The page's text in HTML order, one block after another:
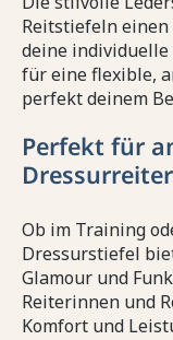
Reitstiefeln
deine individuelle
für eine flexible,
perfekt deinem
Perfekt für
Dressurreiter
Ob im Training
Dressurstiefel
Glamour und
Reiterinnen und
Komfort und